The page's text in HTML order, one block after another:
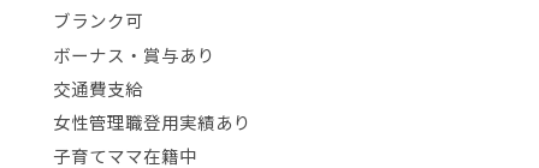
ブランク可
ボーナス・賞与あり
交通費支給
女性管理職登用実績あり
子育てママ在籍中